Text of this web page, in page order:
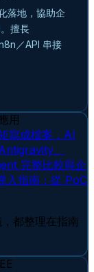
落地，協助企
擅長
／API 串接
用
寫成檔案，AI
、
完整比較與企
入指南：從 PoC
都整理在指南